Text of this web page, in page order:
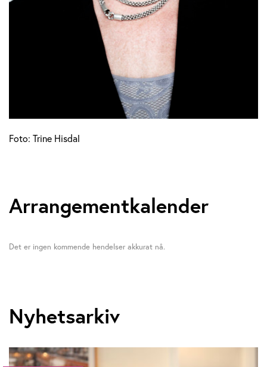
Foto: Trine Hisdal
Arrangementkalender
Det er ingen kommende hendelser akkurat nå.
Nyhetsarkiv